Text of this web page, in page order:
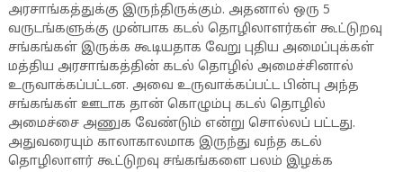
அரசாங்கத்துக்கு இருந்திருக்கும். அதனால் ஒரு 5
வருடங்களுக்கு முன்பாக கடல் தொழிலாளர்கள் கூட்டுறவு
சங்கங்கள் இருக்க கூடியதாக வேறு புதிய அமைப்புக்கள்
மத்திய அரசாங்கத்தின் கடல் தொழில் அமைச்சினால்
உருவாக்கப்பட்டன. அவை உருவாக்கப்பட்ட பின்பு அந்த
சங்கங்கள் ஊடாக தான் கொழும்பு கடல் தொழில்
அமைச்சை அணுக வேண்டும் என்று சொல்லப் பட்டது.
அதுவரையும் காலாகாலமாக இருந்து வந்த கடல்
தொழிலாளர் கூட்டுறவு சங்கங்களை பலம் இழக்க